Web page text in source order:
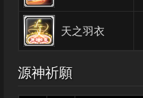
天之羽衣
源神祈願